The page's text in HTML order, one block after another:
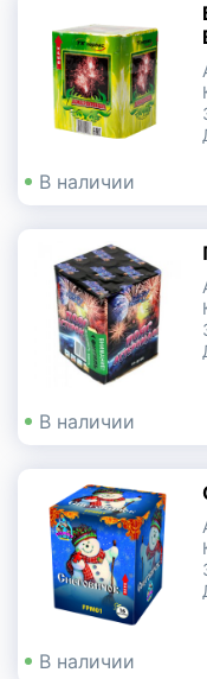
В наличии
В наличии
В наличии
Фаеры,
Петарды
Фонтаны
Ракеты |